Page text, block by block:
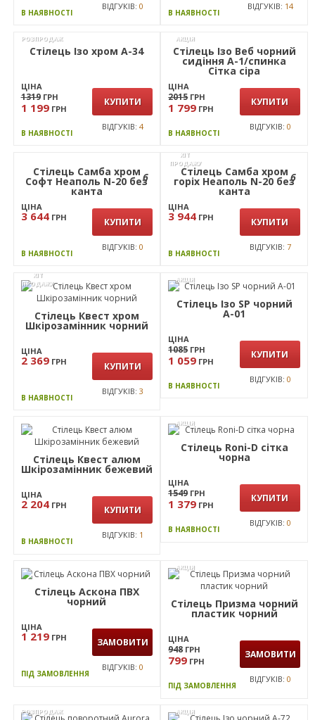
В НАЯВНОСТІ
ВІДГУКІВ:0
В НАЯВНОСТІ
ВІДГУКІВ: 14
РОЗПРОДАЖ
Стілець Ізо хром А-34
ЦІНА
КУПИТИ
АКЦІЯ
Стілець Ізо Веб чорний
сидіння А-1/спинка
Сітка сіра
ЦІНА
2015 ГРН
1 799 ГРН
КУПИТИ
В НАЯВНОСТІ
ВІДГУКІВ: 0
Стілець Самба хром
Софт Неаполь N-20 без
канта
3 644 КУПИТИ
ВІДГУКІВ:0
ХІТ
6
Стілець Самба хром
горіх Неаполь N-20 без
ЦІНА
3 944 ГРН КУПИТИ
В НАЯВНОСТІ
ВІДГУКІВ: 7
Стілець Квест хром
Шкірозамінник чорний
2 369 КУПИТИ
ВІДГУКІВ:3
Стілець Ізо SP чорний
А-01
1085
1 059 ГРН
КУПИТИ
ВІДГУКІВ:0
Стілець Квест алюм
Шкірозамінник бежевий
ЦІНА
2 204 ГРН КУПИТИ
В НАЯВНОСТІ
ВІДГУКІВ:1
Стілець Roni-D сітка
чорна
1 379
В НАЯВНОСТІ
ВІДГУКІВ:0